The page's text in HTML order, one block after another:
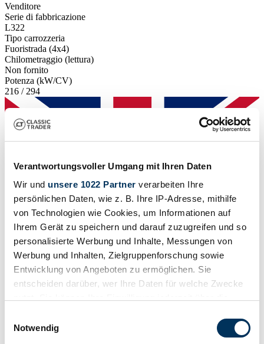
Verantwortungsvoller Umgang mit Ihren Daten
Wir und unsere 1022 Partner verarbeiten Ihre
persönlichen Daten, wie z. B. Ihre IP-Adresse, mithilfe
von Technologien wie Cookies, um Informationen auf
Ihrem Gerät zu speichern und darauf zuzugreifen und so
personalisierte Werbung und Inhalte, Messungen von
Werbung und Inhalten, Zielgruppenforschung sowie
Entwicklung von Angeboten zu ermöglichen. Sie
entscheiden darüber, wer Ihre Daten für welche Zwecke
Trigger Symbol ändern oder widerrufen
Notwendig
Venditore
Serie di fabbricazione
L322
Tipo carrozzeria
Fuoristrada (4x4)
Chilometraggio (lettura)
Non fornito
Potenza (kW/CV)
216 / 294